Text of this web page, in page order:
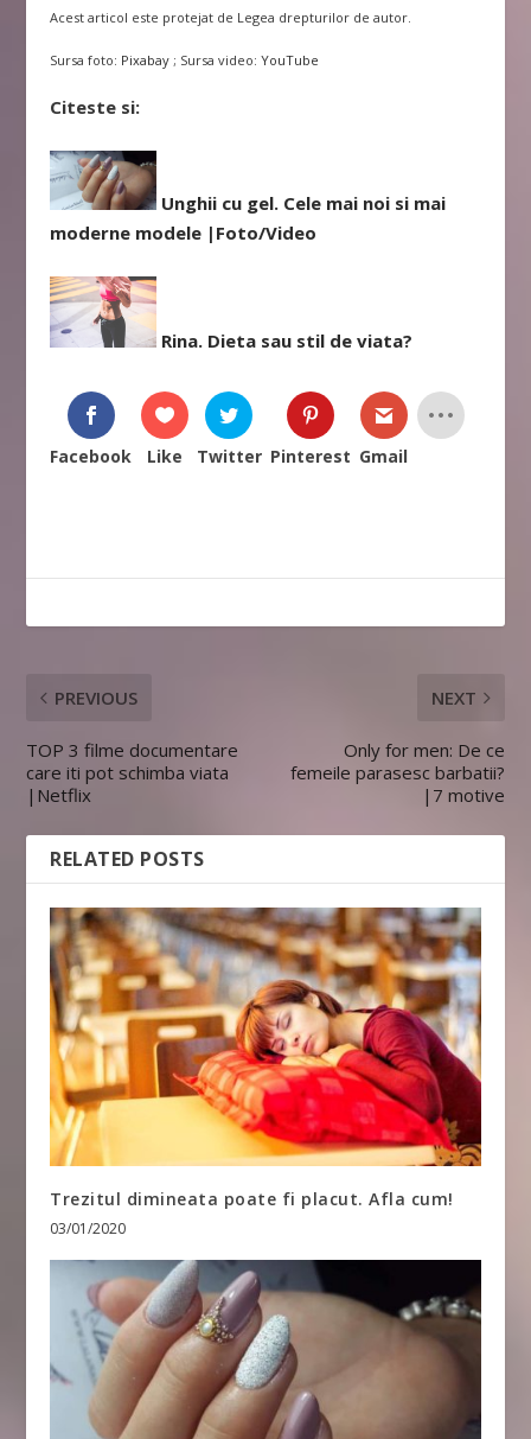
Acest articol este protejat de Legea drepturilor de autor.
Sursa foto: Pixabay ; Sursa video:YouTube
Citeste si:
Unghii cu gel. Cele mai noi si mai
moderne modele |Foto/Video
Rina. Dieta sau stil de viata?
Facebook Like Twitter Pinterest Gmail
PREVIOUS
TOP 3 filme documentare
care iti pot schimba viata
|Netflix
NEXT
Only for men: De ce
femeile parasesc barbatii?
|7 motive
RELATED POSTS
Trezitul dimineata poate fi placut. Afla cum!
03/01/2020